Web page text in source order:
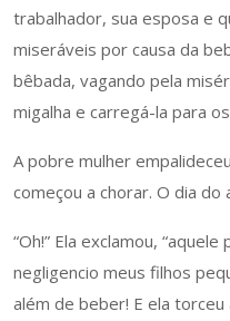
trabalhador, sua esposa e
miseráveis por causa da
bêbada, vagando pela
migalha e carregá-la para
A pobre mulher
começou a chorar. O dia
“Oh!” Ela exclamou,
negligencio meus filhos
além de beber! E ela torceu